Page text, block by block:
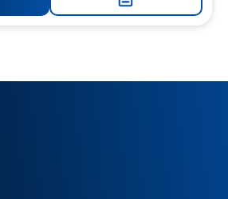
Zur
hinzufügen